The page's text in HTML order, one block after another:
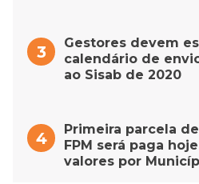
Gestores devem
calendário de
ao Sisab de 2020
Primeira parcela
FPM será paga
valores por